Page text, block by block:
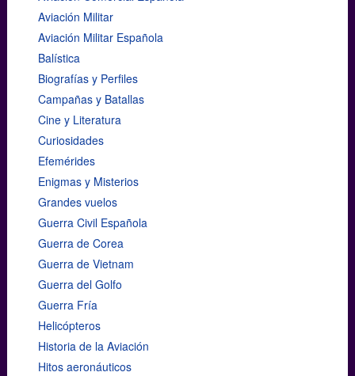
Aviación Militar
Aviación Militar Española
Balística
Biografías y Perfiles
Campañas y Batallas
Cine y Literatura
Curiosidades
Efemérides
Enigmas y Misterios
Grandes vuelos
Guerra Civil Española
Guerra de Corea
Guerra de Vietnam
Guerra del Golfo
Guerra Fría
Helicópteros
Historia de la Aviación
Hitos aeronáuticos